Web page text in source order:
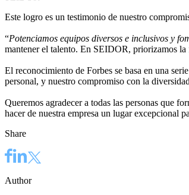
Este logro es un testimonio de nuestro
“Potenciamos equipos diversos e inclusivos y
mantener el talento. En SEIDOR, priorizamos
El reconocimiento de Forbes se basa en una
personal, y nuestro compromiso con la
Queremos agradecer a todas las personas que
hacer de nuestra empresa un lugar excepcional
Share
Author